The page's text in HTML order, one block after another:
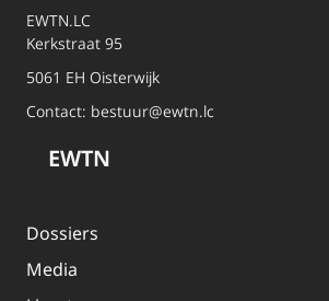
EWTN.LC
Kerkstraat 95
5061 EH Oisterwijk
Contact: bestuur@ewtn.lc
EWTN
Dossiers
Media